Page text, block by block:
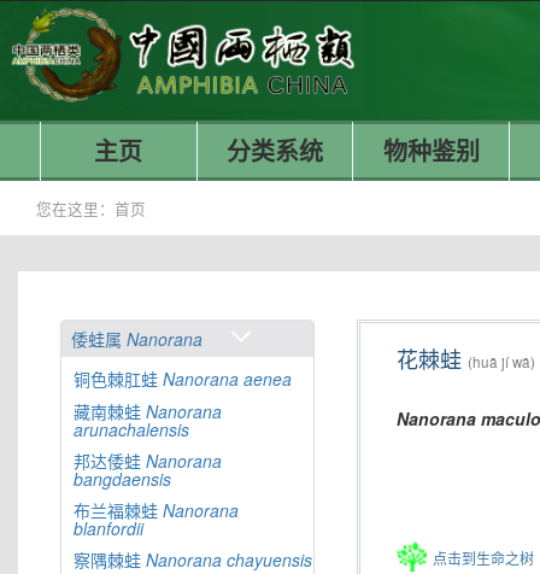
主页 分类系统 物种鉴别
您在这里： 首页
倭蛙属 Nanorana
铜色棘肛蛙 Nanorana aenea
藏南棘蛙 Nanorana
arunachalensis
邦达倭蛙 Nanorana
bangdaensis
布兰福棘蛙 Nanorana
blanfordii
察隅棘蛙 Nanorana chayuensis
花棘蛙 (huā jí wā)
Nanorana
点击到生命之树